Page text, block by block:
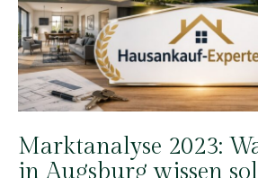
Marktanalyse 2023:
in Augsburg wissen